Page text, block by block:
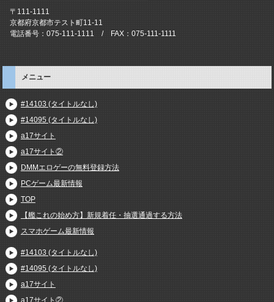
〒111-1111
京都府京都市テスト町11-11
電話番号：075-111-1111 / FAX：075-111-1111
メニュー
#14103 (タイトルなし)
#14095 (タイトルなし)
a17サイト
a17サイト②
DMMエロゲーの無料登録方法
PCゲーム最新情報
TOP
【艦これの始め方】新規着任・抽選通過する方法
スマホゲーム最新情報
#14103 (タイトルなし)
#14095 (タイトルなし)
a17サイト
a17サイト②